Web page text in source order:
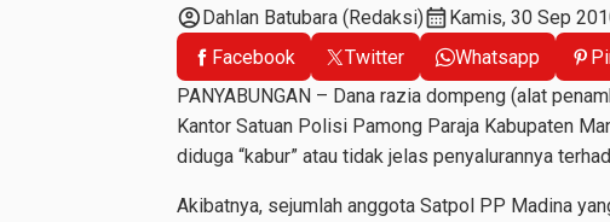
account_circleDahlan Batubara (Redaksi)calendar_monthKamis, 30 Sep
Facebook
Twitter Whatsapp
PANYABUNGAN – Dana razia dompeng (alat
Kantor Satuan Polisi Pamong Paraja Kabupaten
diduga “kabur” atau tidak jelas penyalurannya
Akibatnya, sejumlah anggota Satpol PP Madina